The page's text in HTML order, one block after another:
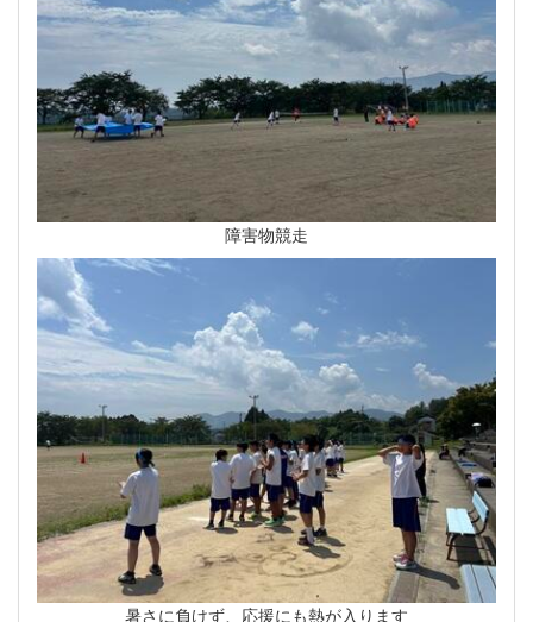
障害物競走
暑さに負けず、応援にも熱が入ります